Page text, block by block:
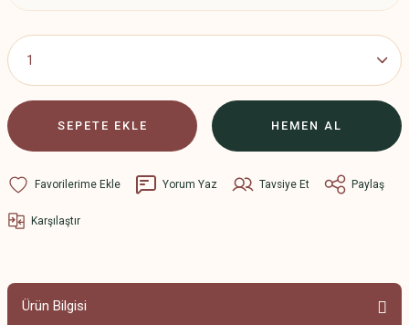
SEPETE EKLE HEMEN AL
Yorum Yaz Tavsiye Et Paylaş
Karşılaştır
Ürün Bilgisi